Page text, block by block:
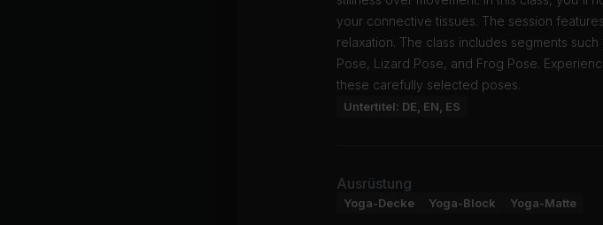
your connective tissues. The session
relaxation. The class includes segments
Pose, Lizard Pose, and Frog Pose.
these carefully selected poses.
Untertitel: DE, EN, ES
Ausrüstung
Yoga-Decke Yoga-Block Yoga-Matte